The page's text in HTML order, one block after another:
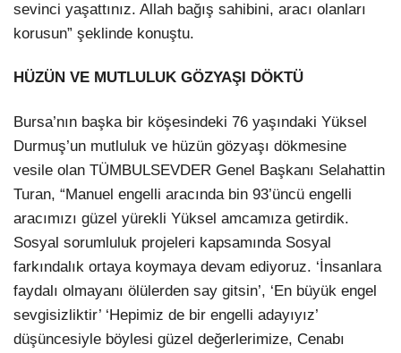
sevinci yaşattınız. Allah bağış sahibini, aracı olanları
korusun” şeklinde konuştu.
HÜZÜN VE MUTLULUK GÖZYAŞI DÖKTÜ
Bursa’nın başka bir köşesindeki 76 yaşındaki Yüksel
Durmuş’un mutluluk ve hüzün gözyaşı dökmesine
vesile olan TÜMBULSEVDER Genel Başkanı Selahattin
Turan, “Manuel engelli aracında bin 93’üncü engelli
aracımızı güzel yürekli Yüksel amcamıza getirdik.
Sosyal sorumluluk projeleri kapsamında Sosyal
farkındalık ortaya koymaya devam ediyoruz. ‘İnsanlara
faydalı olmayanı ölülerden say gitsin’, ‘En büyük engel
sevgisizliktir’ ‘Hepimiz de bir engelli adayıyız’
düşüncesiyle böylesi güzel değerlerimize, Cenabı